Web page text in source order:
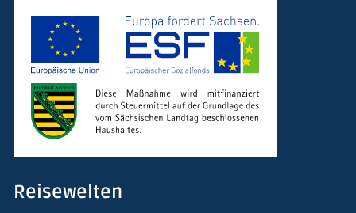
Reisewelten